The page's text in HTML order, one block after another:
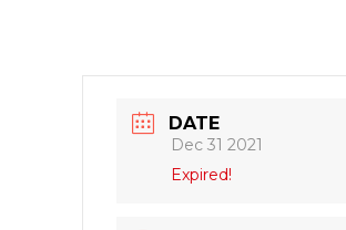
DATE
Dec 31 2021
Expired!